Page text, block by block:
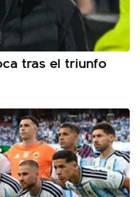
tras el triunfo